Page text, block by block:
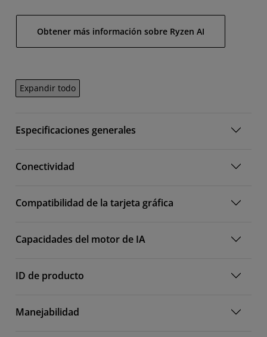
Obtener más información sobre Ryzen AI
Expandir todo
Especificaciones generales
Conectividad
Compatibilidad de la tarjeta gráfica
Capacidades del motor de IA
ID de producto
Manejabilidad